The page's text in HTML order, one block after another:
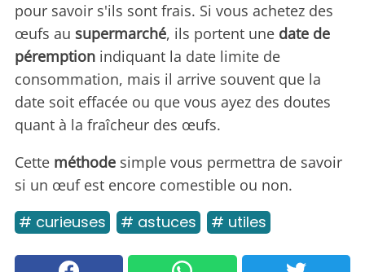
pour savoir s'ils sont frais. Si vous achetez des
œufs au supermarché, ils portent une date de
péremption indiquant la date limite de
consommation, mais il arrive souvent que la
date soit effacée ou que vous ayez des doutes
quant à la fraîcheur des œufs.
Cette méthode simple vous permettra de savoir
si un œuf est encore comestible ou non.
# curieuses # astuces # utiles